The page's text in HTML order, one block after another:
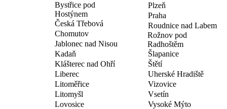
Bystřice pod
Hostýnem
Česká Třebová
Chomutov
Jablonec nad Nisou
Kadaň
Klášterec nad Ohří
Liberec
Litoměřice
Litomyšl
Lovosice
Plzeň
Praha
Roudnice nad Labem
Rožnov pod
Radhoštěm
Šlapanice
Štětí
Uherské Hradiště
Vizovice
Vsetín
Vysoké Mýto